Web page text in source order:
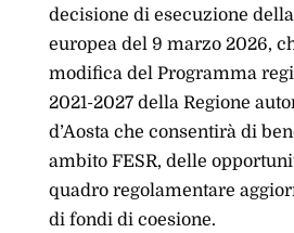
decisione di esecuzione
europea del 9 marzo 2026,
modifica del Programma
2021-2027 della Regione
d’Aosta che consentirà di
ambito FESR, delle
quadro regolamentare
di fondi di coesione.